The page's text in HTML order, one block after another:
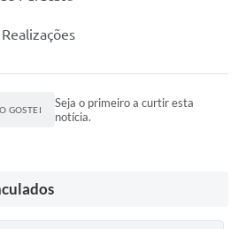
GOSTEI
Seja o primeiro a curtir esta
notícia.